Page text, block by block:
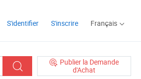
S'identifier S'inscrire Français
Publier la Demande
d'Achat